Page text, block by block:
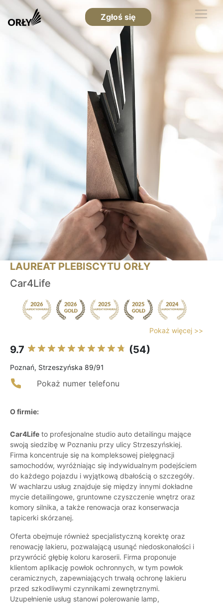
Zgłoś się
LAUREAT PLEBISCYTU ORŁY
Car4Life
Pokaż więcej >>
9.7 (54)
Poznań, Strzeszyńska 89/91
Pokaż numer telefonu
O firmie:
Car4Life to profesjonalne studio auto detailingu mające
swoją siedzibę w Poznaniu przy ulicy Strzeszyńskiej.
Firma koncentruje się na kompleksowej pielęgnacji
samochodów, wyróżniając się indywidualnym podejściem
do każdego pojazdu i wyjątkową dbałością o szczegóły.
W wachlarzu usług znajduje się między innymi dokładne
mycie detailingowe, gruntowne czyszczenie wnętrz oraz
komory silnika, a także renowacja oraz konserwacja
tapicerki skórzanej.
Oferta obejmuje również specjalistyczną korektę oraz
renowację lakieru, pozwalającą usunąć niedoskonałości i
przywrócić głębię koloru karoserii. Firma proponuje
klientom aplikację powłok ochronnych, w tym powłok
ceramicznych, zapewniających trwałą ochronę lakieru
przed szkodliwymi czynnikami zewnętrznymi.
Uzupełnienie usług stanowi polerowanie lamp,